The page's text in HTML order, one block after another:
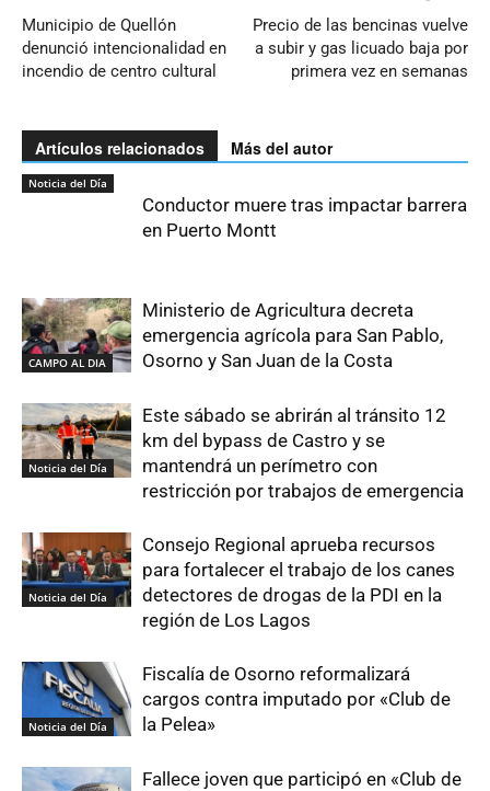
Municipio de Quellón
denunció intencionalidad en
incendio de centro cultural
Precio de las bencinas vuelve
a subir y gas licuado baja por
primera vez en semanas
Artículos relacionados Más del autor
Noticia del Día
Conductor muere tras impactar barrera
en Puerto Montt
CAMPO AL DIA
Ministerio de Agricultura decreta
emergencia agrícola para San Pablo,
Osorno y San Juan de la Costa
Noticia del Día
Este sábado se abrirán al tránsito 12
km del bypass de Castro y se
mantendrá un perímetro con
restricción por trabajos de emergencia
Noticia del Día
Consejo Regional aprueba recursos
para fortalecer el trabajo de los canes
detectores de drogas de la PDI en la
región de Los Lagos
Noticia del Día
Fiscalía de Osorno reformalizará
cargos contra imputado por «Club de
la Pelea»
Fallece joven que participó en «Club de